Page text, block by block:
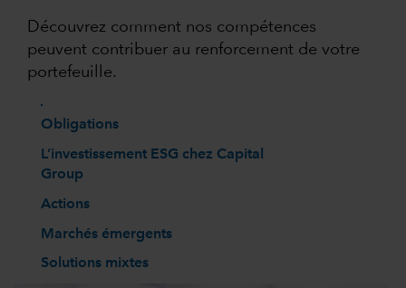
Découvrez comment nos compétences
peuvent contribuer au renforcement de votre
portefeuille.
Obligations
L’investissement ESG chez Capital
Group
Actions
Marchés émergents
Solutions mixtes